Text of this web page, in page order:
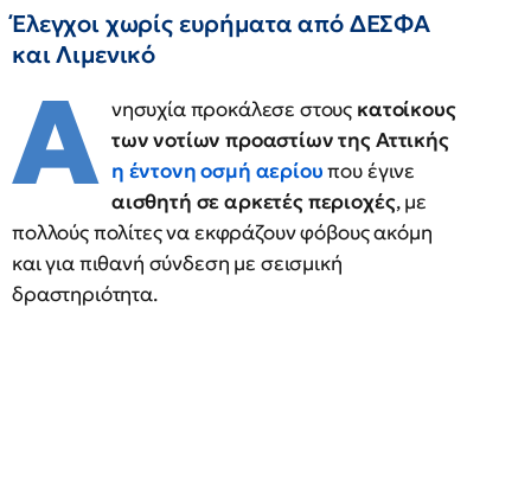
Έλεγχοι χωρίς ευρήματα από ΔΕΣΦΑ
και Λιμενικό
Α νησυχία προκάλεσε στους κατοίκους
των νοτίων προαστίων της Αττικής
η έντονη οσμή αερίουπου έγινε
αισθητή σε αρκετές περιοχές, με
πολλούς πολίτες να εκφράζουν φόβους ακόμη
και για πιθανή σύνδεση με σεισμική
δραστηριότητα.